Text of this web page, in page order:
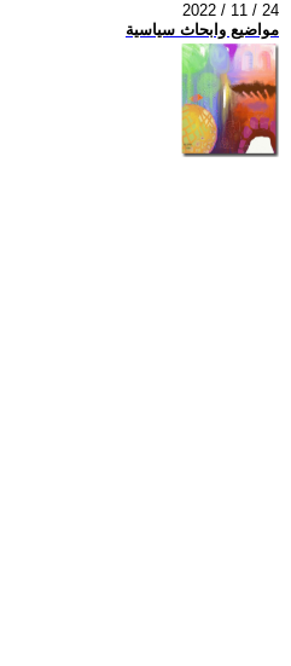
2022 / 11 / 24
مواضيع وابحاث سياسية